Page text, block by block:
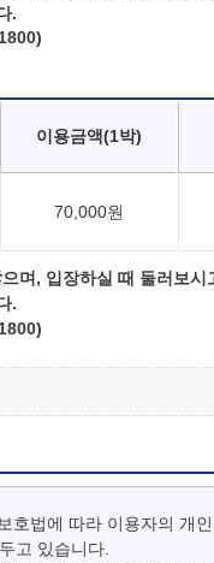
.
이용금액(1박)
70,000원
며, 입장하실 때 둘러보시
.
호법에 따라 이용자의 개
고 있습니다.